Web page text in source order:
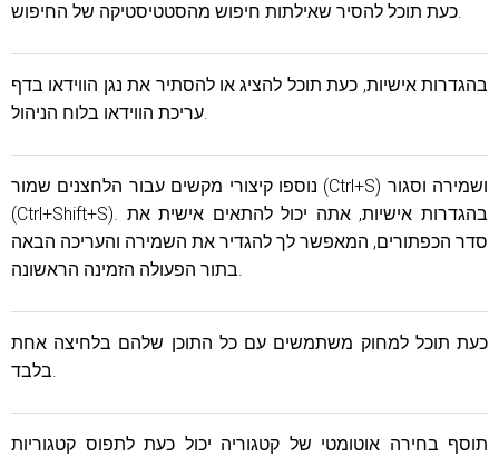
כעת תוכל להסיר שאילתות חיפוש מהסטטיסטיקה של החיפוש.
בהגדרות אישיות, כעת תוכל להציג או להסתיר את נגן הווידאו בדף
עריכת הווידאו בלוח הניהול.
נוספו קיצורי מקשים עבור הלחצנים שמור (Ctrl+S) ושמירה וסגור
(Ctrl+Shift+S). בהגדרות אישיות, אתה יכול להתאים אישית את
סדר הכפתורים, המאפשר לך להגדיר את השמירה והעריכה הבאה
בתור הפעולה הזמינה הראשונה.
כעת תוכל למחוק משתמשים עם כל התוכן שלהם בלחיצה אחת
בלבד.
תוסף בחירה אוטומטי של קטגוריה יכול כעת לתפוס קטגוריות